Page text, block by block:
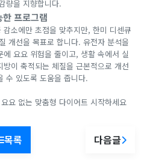
량을 지향합니다.
프로그램
소에만 초점을 맞추지만, 한미 디센큐
개선을 목표로 합니다. 유전자 분석을
요요 위험을 줄이고, 생활 속에서 실
이 축적되는 체질을 근본적으로 개선
수 있도록 도움을 줍니다.
요 없는 맞춤형 다이어트 시작하세요
목록 다음글